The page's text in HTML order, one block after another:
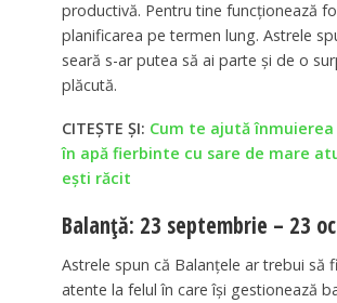
productivă. Pentru tine funcționează
planificarea pe termen lung. Astrele
seară s-ar putea să ai parte și de o
plăcută.
CITEȘTE ȘI: Cum te ajută
în apă fierbinte cu sare de mare
ești răcit
Balanță: 23 septembrie – 23
Astrele spun că Balanțele ar trebui să
atente la felul în care își gestionează